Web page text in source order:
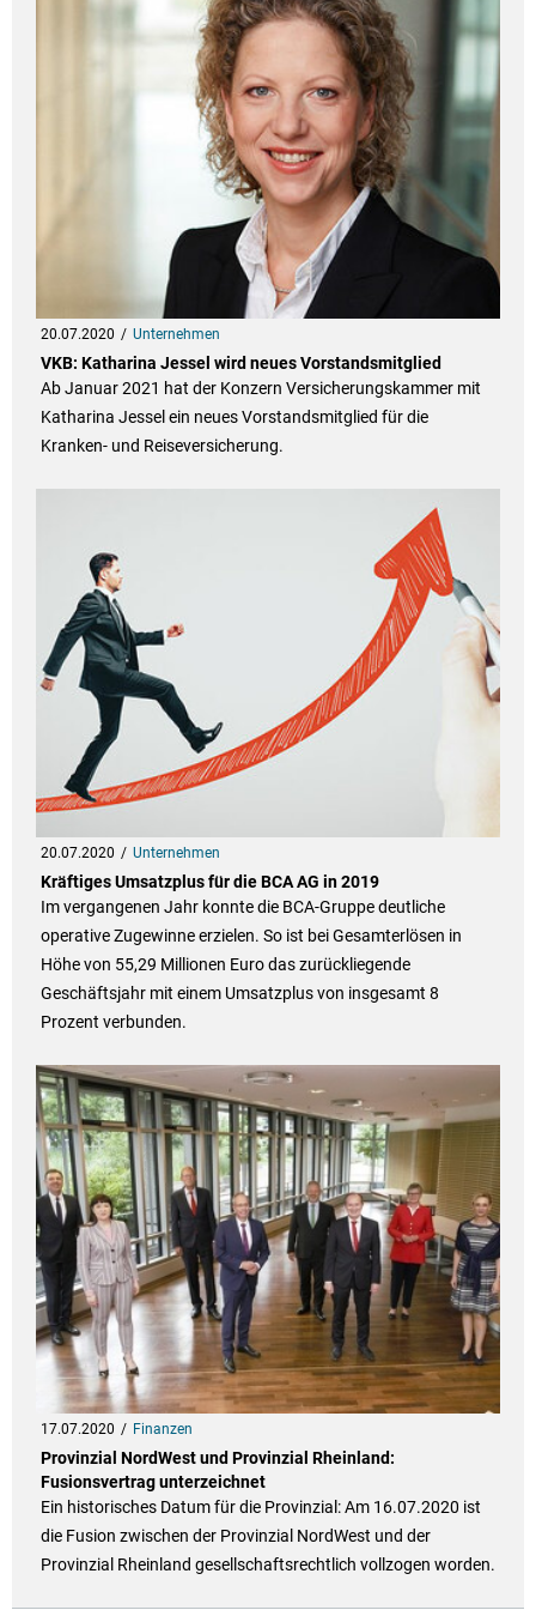
20.07.2020 Unternehmen
VKB: Katharina Jessel wird neues Vorstandsmitglied
Ab Januar 2021 hat der Konzern Versicherungskammer mit
Katharina Jessel ein neues Vorstandsmitglied für die
Kranken- und Reiseversicherung.
20.07.2020 Unternehmen
Kräftiges Umsatzplus für die BCA AG in 2019
Im vergangenen Jahr konnte die BCA-Gruppe deutliche
operative Zugewinne erzielen. So ist bei Gesamterlösen in
Höhe von 55,29 Millionen Euro das zurückliegende
Geschäftsjahr mit einem Umsatzplus von insgesamt 8
Prozent verbunden.
17.07.2020 Finanzen
Provinzial NordWest und Provinzial Rheinland:
Fusionsvertrag unterzeichnet
Ein historisches Datum für die Provinzial: Am 16.07.2020 ist
die Fusion zwischen der Provinzial NordWest und der
Provinzial Rheinland gesellschaftsrechtlich vollzogen worden.